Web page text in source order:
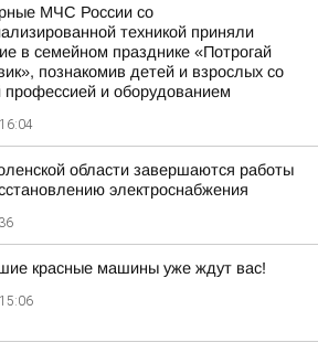
МЧС России со
техникой приняли
в семейном празднике «Потрогай
познакомив детей и взрослых со
профессией и оборудованием
16:04
области завершаются работы
электроснабжения
красные машины уже ждут вас!
15:06